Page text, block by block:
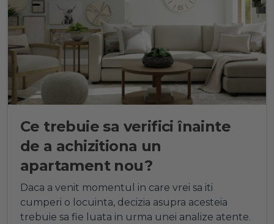
Ce trebuie sa verifici înainte
de a achizitiona un
apartament nou?
Daca a venit momentul in care vrei sa iti
cumperi o locuinta, decizia asupra acesteia
trebuie sa fie luata in urma unei analize atente.